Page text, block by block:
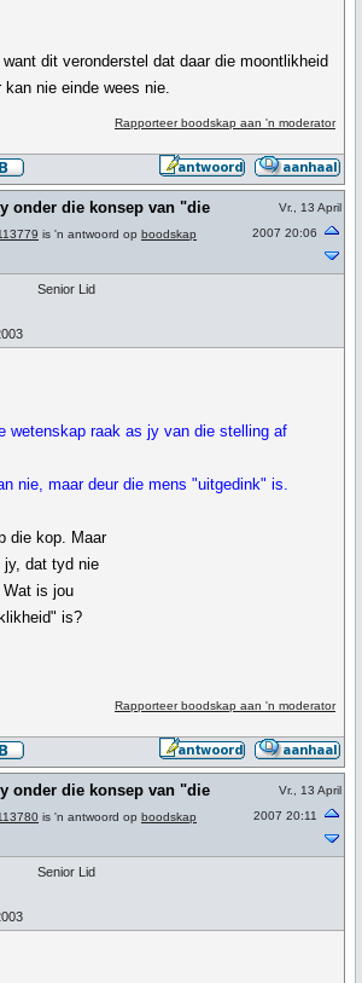
dit veronderstel dat daar die moontlikheid
nie einde wees nie.
Rapporteer boodskap aan 'n moderator
onder die konsep van "die
is 'n antwoord op boodskap
Vr., 13 April
2007 20:06
Senior Lid
wetenskap raak as jy van die stelling af
nie, maar deur die mens "uitgedink" is.
die kop. Maar
jy, dat tyd nie
is jou
is?
Rapporteer boodskap aan 'n moderator
onder die konsep van "die
is 'n antwoord op boodskap
Vr., 13 April
2007 20:11
Senior Lid